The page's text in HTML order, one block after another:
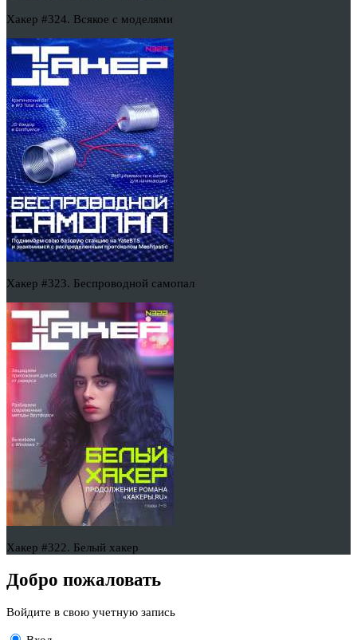
Хакер #324. Всякое с моделями
Хакер #323. Беспроводной самопал
Хакер #322. Белый хакер
Добро пожаловать
Войдите в свою учетную запись